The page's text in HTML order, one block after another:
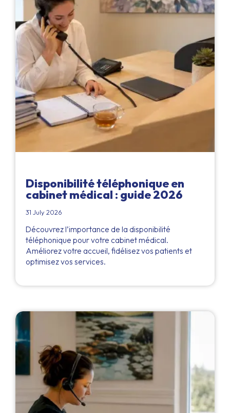
Disponibilité téléphonique en
cabinet médical : guide 2026
31 July 2026
Découvrez l’importance de la disponibilité
téléphonique pour votre cabinet médical.
Améliorez votre accueil, fidélisez vos patients et
optimisez vos services.